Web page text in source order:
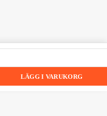
LED Markbelysning
LED Markbelysning mängd
LÄGG I VARUKORG